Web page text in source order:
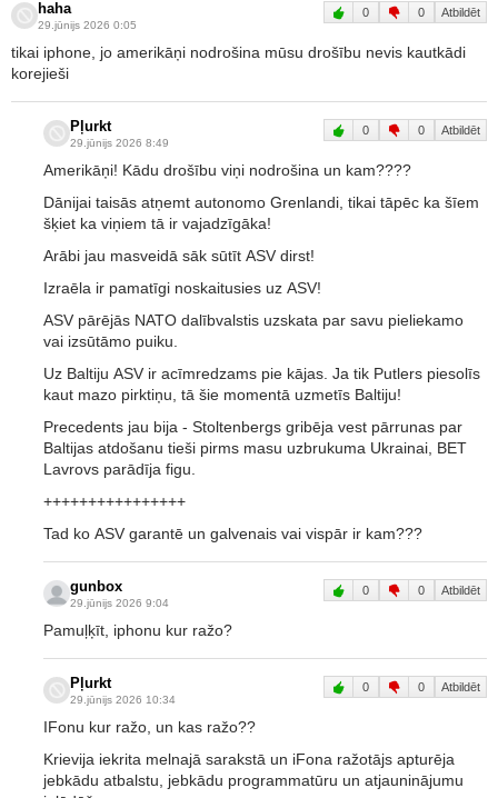
haha
29.jūnijs 2026 0:05
0 0 Atbildēt
tikai iphone, jo amerikāņi nodrošina mūsu drošību nevis kautkādi
korejieši
Pļurkt
29.jūnijs 2026 8:49
0 0 Atbildēt
Amerikāņi! Kādu drošību viņi nodrošina un kam????
Dānijai taisās atņemt autonomo Grenlandi, tikai tāpēc ka šīem
šķiet ka viņiem tā ir vajadzīgāka!
Arābi jau masveidā sāk sūtīt ASV dirst!
Izraēla ir pamatīgi noskaitusies uz ASV!
ASV pārējās NATO dalībvalstis uzskata par savu pieliekamo
vai izsūtāmo puiku.
Uz Baltiju ASV ir acīmredzams pie kājas. Ja tik Putlers piesolīs
kaut mazo pirktiņu, tā šie momentā uzmetīs Baltiju!
Precedents jau bija - Stoltenbergs gribēja vest pārrunas par
Baltijas atdošanu tieši pirms masu uzbrukuma Ukrainai, BET
Lavrovs parādīja figu.
++++++++++++++++
Tad ko ASV garantē un galvenais vai vispār ir kam???
gunbox
29.jūnijs 2026 9:04
0 0 Atbildēt
Pamuļķīt, iphonu kur ražo?
Pļurkt
29.jūnijs 2026 10:34
0 0 Atbildēt
IFonu kur ražo, un kas ražo??
Krievija iekrita melnajā sarakstā un iFona ražotājs apturēja
jebkādu atbalstu, jebkādu programmatūru un atjauninājumu